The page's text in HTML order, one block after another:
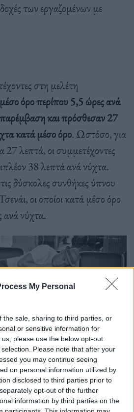
My Personal
the sale, sharing to third parties, or
or sensitive information for
please use the below opt-out
Please note that after your
you may continue seeing
on personal information utilized by
disclosed to third parties prior to
opt-out of the further
information by third parties on the
των εργαζομένων με
στη μελέτη
όρο περίπου 5,5 ώρες ανά
και πρόσθεσαν 27
κατά μέσο όρο. Ωστόσο, για
27 λεπτά, οι συμμετέχοντες
38 λεπτά ανά νύχτα.
δύσκολες συνθήκες ύπνου
οι οποίοι κατά μέσο όρο
ανά νύχτα.
Hans Janssen